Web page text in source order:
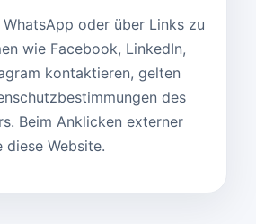
WhatsApp oder über Links zu
wie Facebook, LinkedIn,
kontaktieren, gelten
des
Beim Anklicken externer
diese Website.